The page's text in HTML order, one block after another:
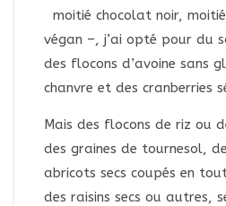
moitié chocolat noir,
végan –, j’ai opté pour du
des flocons d’avoine sans
chanvre et des cranberries
Mais des flocons de riz ou
des graines de tournesol,
abricots secs coupés en
des raisins secs ou autres,